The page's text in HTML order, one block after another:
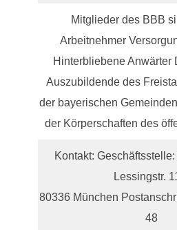
Mitglieder des BBB
Arbeitnehmer
Hinterbliebene Anwärter
Auszubildende des
der bayerischen
der Körperschaften des
Kontakt:
Lessingstr.
80336 München
48